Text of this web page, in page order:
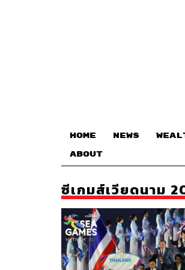
HOME NEWS
ABOUT
ซีเกมส์เวียดนาม